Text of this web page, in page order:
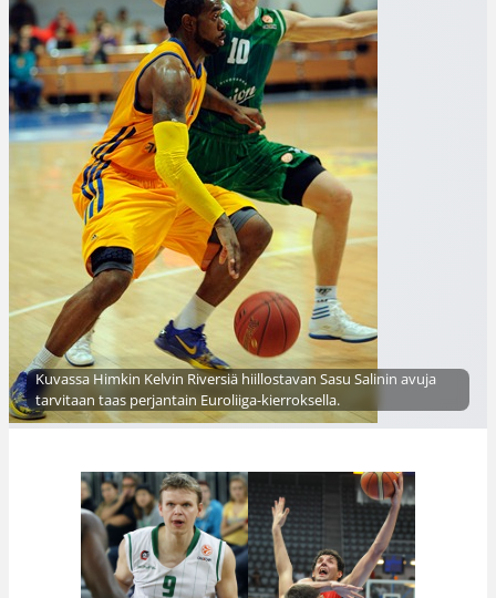
Kuvassa Himkin Kelvin Riversiä hiillostavan Sasu Salinin avuja
tarvitaan taas perjantain Euroliiga-kierroksella.